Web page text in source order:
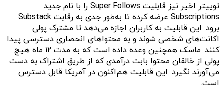
توییتر اخیر نیز قابلیت Super Follows را با نام جدید
Subscriptions عرضه کرده تا به‌طور جدی به رقابت Substack
برود. این قابلیت به کاربران اجازه می‌دهد تا مشترک پولی
اکانت‌های شخصی شوند و به محتواهای انحصاری دسترسی پیدا
کنند. ماسک همچنین وعده داده است که به مدت ۱۲ ماه هیچ
پولی از خالقان محتوا بابت درآمدی که از طریق اشتراک به دست
می‌آورند نگیرد. این قابلیت هم‌اکنون در آمریکا قابل دسترس
است.